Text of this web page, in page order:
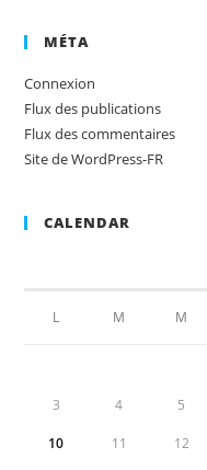
MÉTA
Connexion
Flux des publications
Flux des commentaires
Site de WordPress-FR
CALENDAR
L M M
3 4 5
10 11 12